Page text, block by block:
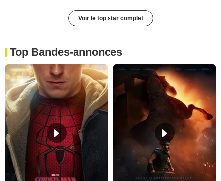
Voir le top star complet
Top Bandes-annonces